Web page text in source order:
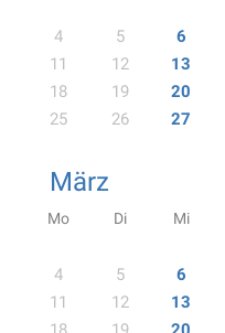
4
5 6
11
12 13
18
19 20
25
26 27
März
Mo Di Mi
4
5 6
11
12 13